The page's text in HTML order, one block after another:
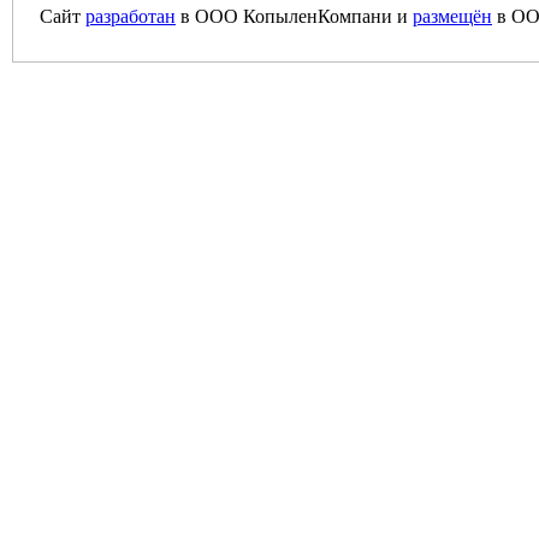
Сайт разработан в ООО КопыленКомпани и размещён в